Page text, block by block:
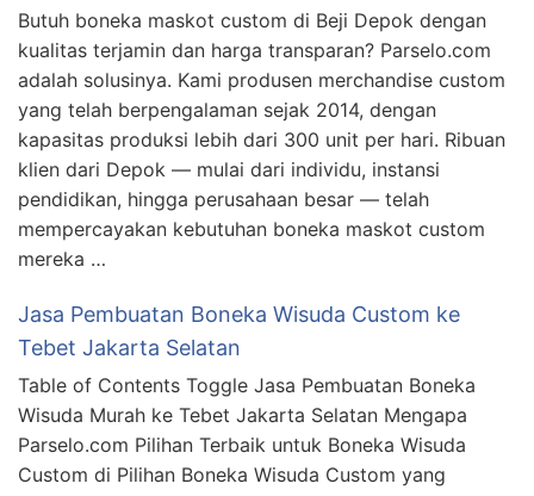
Butuh boneka maskot custom di Beji Depok dengan
kualitas terjamin dan harga transparan? Parselo.com
adalah solusinya. Kami produsen merchandise custom
yang telah berpengalaman sejak 2014, dengan
kapasitas produksi lebih dari 300 unit per hari. Ribuan
klien dari Depok — mulai dari individu, instansi
pendidikan, hingga perusahaan besar — telah
mempercayakan kebutuhan boneka maskot custom
mereka …
Jasa Pembuatan Boneka Wisuda Custom ke
Tebet Jakarta Selatan
Table of Contents Toggle Jasa Pembuatan Boneka
Wisuda Murah ke Tebet Jakarta Selatan Mengapa
Parselo.com Pilihan Terbaik untuk Boneka Wisuda
Custom di Pilihan Boneka Wisuda Custom yang